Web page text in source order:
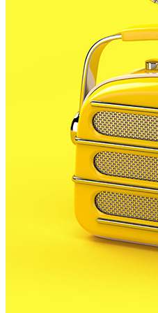
d’aquests vespre, 5 són
formacions amb
Com ja hem informat a RP,
d’una escola oficial
l’única que presentaran
demanaran la
tenir un Estat propi del
CiU també ja havia
celebració d’una
projecte urbanístic de
model de Tordera o St
s’ha votat en contra de
ICV presenta també una